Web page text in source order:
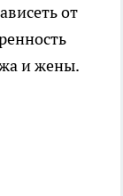
от
и жены.